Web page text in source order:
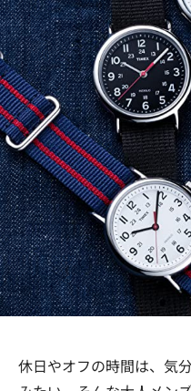
休日やオフの時間は、気